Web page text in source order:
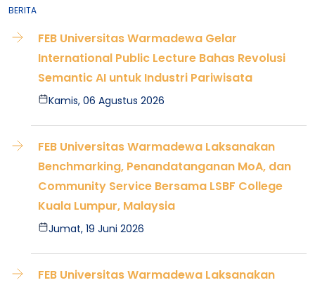
BERITA
FEB Universitas Warmadewa Gelar
International Public Lecture Bahas Revolusi
Semantic AI untuk Industri Pariwisata
Kamis, 06 Agustus 2026
FEB Universitas Warmadewa Laksanakan
Benchmarking, Penandatanganan MoA, dan
Community Service Bersama LSBF College
Kuala Lumpur, Malaysia
Jumat, 19 Juni 2026
FEB Universitas Warmadewa Laksanakan